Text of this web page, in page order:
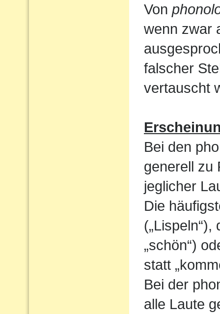
Von
wenn zwar
falscher
vertauscht
Bei den
generell zu
jeglicher
Die
„schön“)
statt
Bei der
alle Laute